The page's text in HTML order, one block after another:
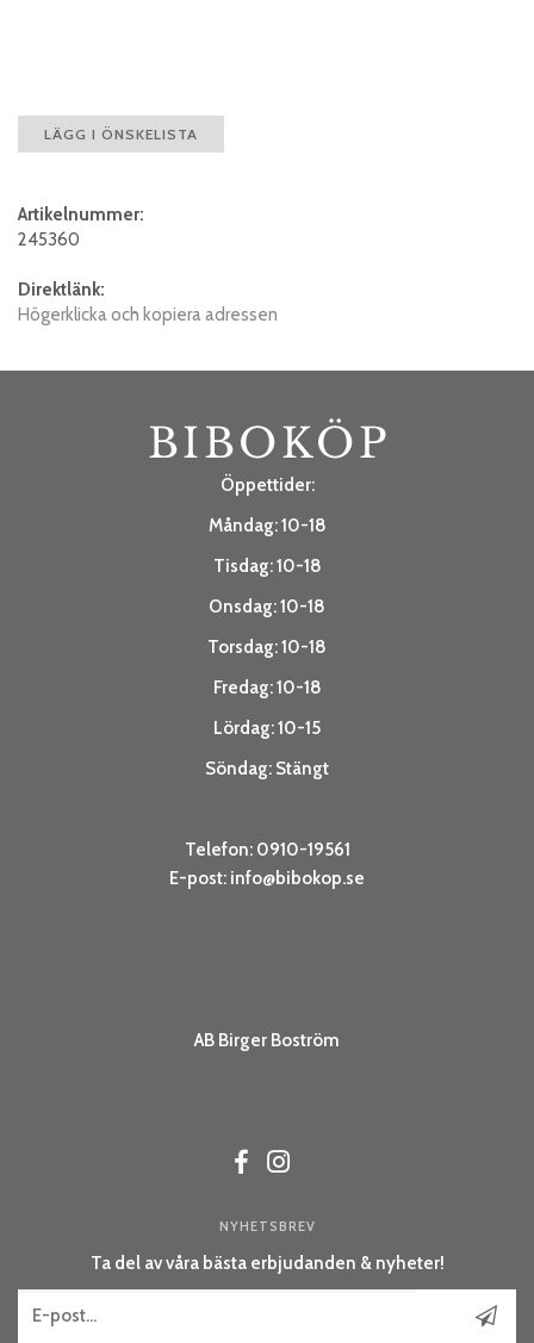
LÄGG I ÖNSKELISTA
Artikelnummer:
245360
Direktlänk:
Högerklicka och kopiera adressen
Öppettider:
Måndag: 10-18
Tisdag: 10-18
Onsdag: 10-18
Torsdag: 10-18
Fredag: 10-18
Lördag: 10-15
Söndag: Stängt
Telefon: 0910-19561
E-post: info@bibokop.se
AB Birger Boström
NYHETSBREV
Ta del av våra bästa erbjudanden & nyheter!